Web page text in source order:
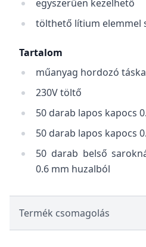
egyszerűen kezelhető
tölthető lítium elemmel
Tartalom
műanyag hordozó táska
230V töltő
50 darab lapos kapocs
50 darab lapos kapocs
50 darab belső
0.6 mm huzalból
Termék csomagolás